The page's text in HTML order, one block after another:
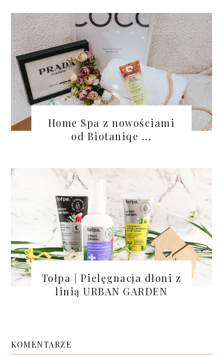
Home Spa z nowościami
od Biotaniqe ...
Tołpa | Pielęgnacja dłoni z
linią URBAN GARDEN
KOMENTARZE